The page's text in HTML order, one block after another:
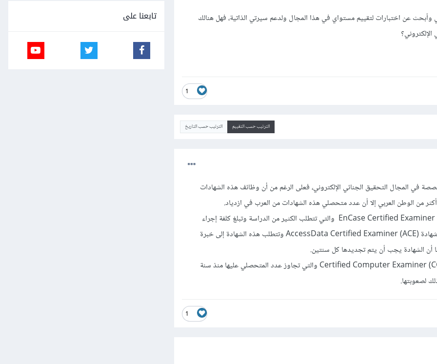
وأبحث عن اختبارات لتقييم مستواي في هذا المجال ولدعم سيرتي الذاتية، فهل هنالك
1
الترتيب حسب التقييم الترتيب حسب التاريخ
في المجال التحقيق الجنائي الإلكتروني، فعلى الرغم من أن وظائف هذه الشهادات
من الوطن العربي إلا أن عدد متحصلي هذه الشهادات من العرب في ازدياد.
وأشهر هذه الشهادات EnCase Certified Examiner (EnCE) والتي تتطلب الكثير من الدراسة وتبلغ كلفة إجراء
اختبارها 200$، بالإضافة إلى شهادة AccessData Certified Examiner (ACE) وتتطلب هذه الشهادة إلى خبرة
أن الشهادة يجب أن يتم تجديدها كل سنتين.
وفي النهاية، هنالك شهادة Certified Computer Examiner (CCE) والتي تجاوز عدد المتحصلي عليها منذ سنة
1
تابعنا على